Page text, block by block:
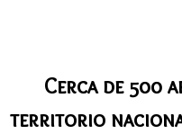
Cerca de 500
territorio